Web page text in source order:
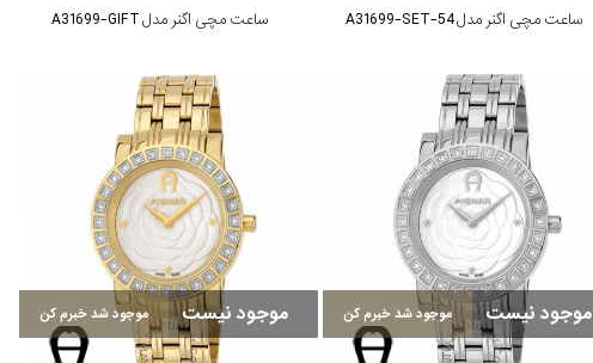
ساعت مچی اگنر مدل A31699-SET-54 ساعت مچی اگنر مدل A31699-GIFT
موجود نیست موجود شد خبرم کن موجود نیست موجود شد خبرم کن